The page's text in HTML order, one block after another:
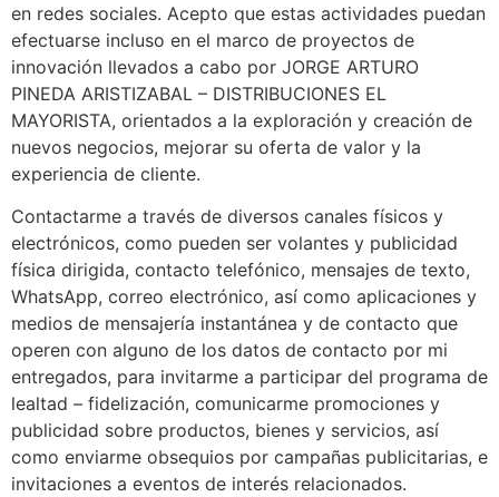
en redes sociales. Acepto que estas actividades puedan
efectuarse incluso en el marco de proyectos de
innovación llevados a cabo por JORGE ARTURO
PINEDA ARISTIZABAL – DISTRIBUCIONES EL
MAYORISTA, orientados a la exploración y creación de
nuevos negocios, mejorar su oferta de valor y la
experiencia de cliente.
Contactarme a través de diversos canales físicos y
electrónicos, como pueden ser volantes y publicidad
física dirigida, contacto telefónico, mensajes de texto,
WhatsApp, correo electrónico, así como aplicaciones y
medios de mensajería instantánea y de contacto que
operen con alguno de los datos de contacto por mi
entregados, para invitarme a participar del programa de
lealtad – fidelización, comunicarme promociones y
publicidad sobre productos, bienes y servicios, así
como enviarme obsequios por campañas publicitarias, e
invitaciones a eventos de interés relacionados.